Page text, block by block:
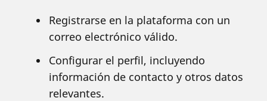
Registrarse en la plataforma con un
correo electrónico válido.
Configurar el perfil, incluyendo
información de contacto y otros datos
relevantes.